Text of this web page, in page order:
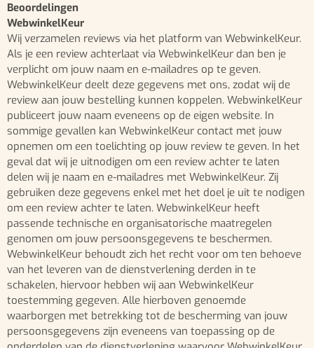
Beoordelingen
WebwinkelKeur
Wij verzamelen reviews via het platform van WebwinkelKeur.
Als je een review achterlaat via WebwinkelKeur dan ben je
verplicht om jouw naam en e-mailadres op te geven.
WebwinkelKeur deelt deze gegevens met ons, zodat wij de
review aan jouw bestelling kunnen koppelen. WebwinkelKeur
publiceert jouw naam eveneens op de eigen website. In
sommige gevallen kan WebwinkelKeur contact met jouw
opnemen om een toelichting op jouw review te geven. In het
geval dat wij je uitnodigen om een review achter te laten
delen wij je naam en e-mailadres met WebwinkelKeur. Zij
gebruiken deze gegevens enkel met het doel je uit te nodigen
om een review achter te laten. WebwinkelKeur heeft
passende technische en organisatorische maatregelen
genomen om jouw persoonsgegevens te beschermen.
WebwinkelKeur behoudt zich het recht voor om ten behoeve
van het leveren van de dienstverlening derden in te
schakelen, hiervoor hebben wij aan WebwinkelKeur
toestemming gegeven. Alle hierboven genoemde
waarborgen met betrekking tot de bescherming van jouw
persoonsgegevens zijn eveneens van toepassing op de